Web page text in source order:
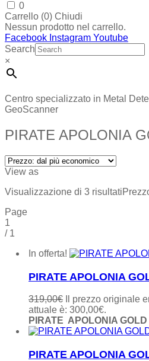
0
Carrello (0) Chiudi
Nessun prodotto nel carrello.
Facebook Instagram Youtube
Search
×
Centro specializzato in Metal
GeoScanner
PIRATE APOLONIA
View as
Visualizzazione di 3 risultati
Page
1
/ 1
In offerta!
PIRATE APOLONIA
319,00€ Il prezzo originale
attuale è: 300,00€.
PIRATE APOLONIA GOLD
PIRATE APOLONIA